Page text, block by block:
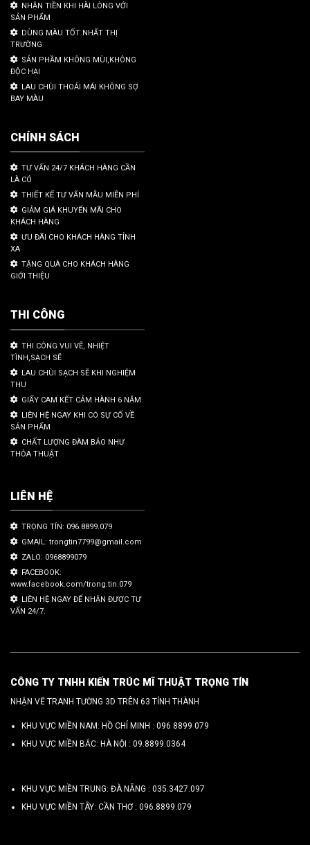
NHẬN TIỀN KHI HÀI LÒNG VỚI
SẢN PHẨM
DÙNG MÀU TỐT NHẤT THỊ
TRƯỜNG
SẢN PHẦM KHÔNG MÙI,KHÔNG
ĐỘC HẠI
LAU CHÙI THOẢI MÁI KHÔNG SỢ
BAY MÀU
CHÍNH SÁCH
TƯ VẤN 24/7 KHÁCH HÀNG CẦN
LÀ CÓ
THIẾT KẾ TƯ VẤN MẪU MIỄN PHÍ
GIẢM GIÁ KHUYẾN MÃI CHO
KHÁCH HÀNG
ƯU ĐÃI CHO KHÁCH HÀNG TỈNH
XA
TẶNG QUÀ CHO KHÁCH HÀNG
GIỚI THIỆU
THI CÔNG
THI CÔNG VUI VẼ, NHIỆT
TÌNH,SẠCH SẼ
LAU CHÙI SẠCH SẼ KHI NGHIỆM
THU
GIẤY CAM KẾT CẢM HÀNH 6 NĂM
LIÊN HỆ NGAY KHI CÓ SỰ CỐ VỀ
SẢN PHẨM
CHẤT LƯỢNG ĐÀM BẢO NHƯ
THỎA THUẬT
LIÊN HỆ
TRỌNG TÍN: 096.8899.079
GMAIL: trongtin7799@gmail.com
ZALO: 0968899079
FACEBOOK:
www.facebook.com/trong.tin.079
LIÊN HỆ NGAY ĐỂ NHẬN ĐƯỢC TƯ
VẤN 24/7.
CÔNG TY TNHH KIẾN TRÚC MĨ THUẬT TRỌNG TÍN
NHẬN VẼ TRANH TƯỜNG 3D TRÊN 63 TỈNH THÀNH
KHU VỰC MIỀN NAM: HỒ CHÍ MINH : 096 8899 079
KHU VỰC MIỀN BẮC: HÀ NỘI : 09.8899.0364
KHU VỰC MIỀN TRUNG: ĐÀ NẴNG : 035.3427.097
KHU VỰC MIỀN TÂY: CẦN THƠ : 096.8899.079